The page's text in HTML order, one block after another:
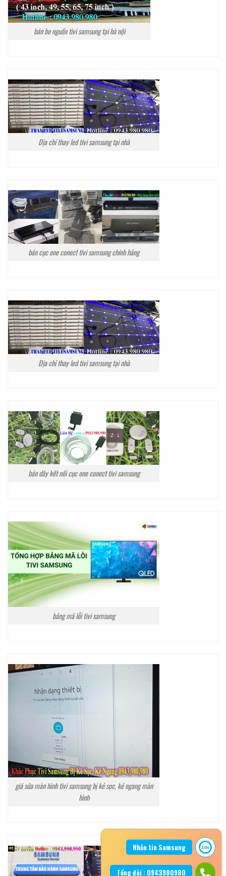
bán bo nguồn tivi samsung tại hà nội
Địa chỉ thay led tivi samsung tại nhà
bán cục one conect tivi samsung chính hãng
Địa chỉ thay led tivi samsung tại nhà
bán dây kết nối cục one conect tivi samsung
bảng mã lỗi tivi samsung
giá sửa màn hình tivi samsung bị kẻ sọc, kẻ ngang màn
hình
Nhắn tin Samsung
Tổng đài : 0943980980